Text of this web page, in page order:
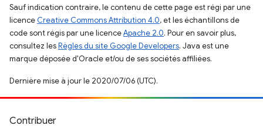
Sauf indication contraire, le contenu de cette page est régi par une
licence Creative Commons Attribution 4.0, et les échantillons de
code sont régis par une licenceApache 2.0. Pour en savoir plus,
consultez lesRègles du site Google Developers. Java est une
marque déposée d'Oracle et/ou de ses sociétés affiliées.
Dernière mise à jour le 2020/07/06 (UTC).
Contribuer